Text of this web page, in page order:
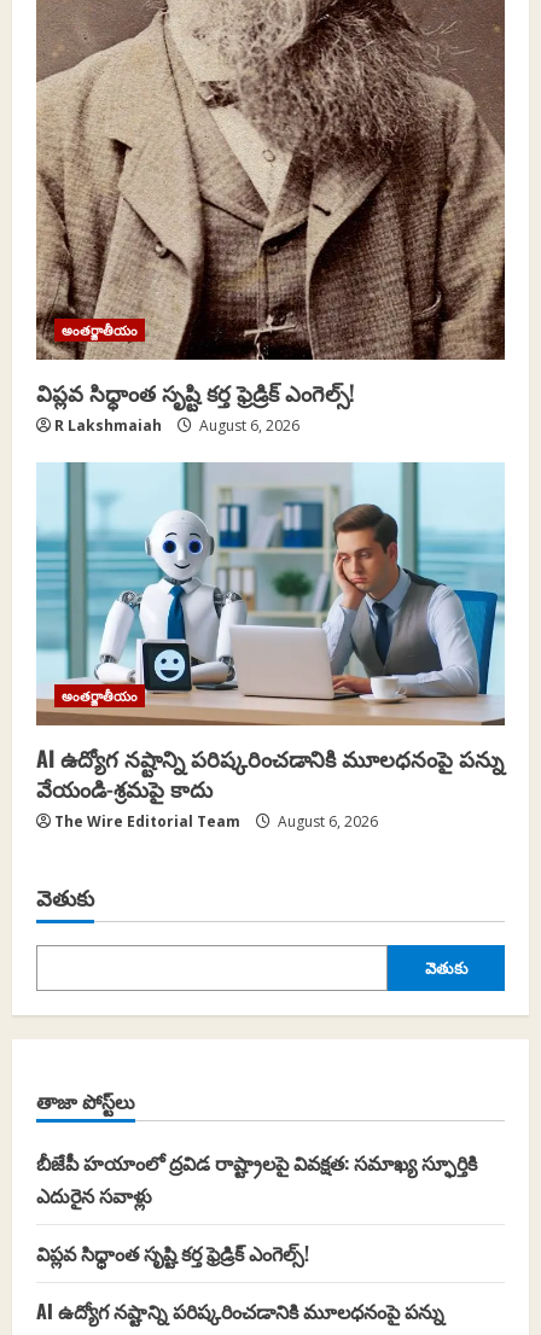
అంతర్జాతీయం
విప్లవ సిధ్ధాంత సృష్టి కర్త ఫ్రెడ్రిక్ ఎంగెల్స్!
R Lakshmaiah August 6, 2026
అంతర్జాతీయం
AI ఉద్యోగ నష్టాన్ని పరిష్కరించడానికి మూలధనంపై పన్ను
వేయండి-శ్రమపై కాదు
The Wire Editorial Team August 6, 2026
వెతుకు
వెతుకు
తాజా పోస్ట్‌లు
బీజేపీ హయాంలో ద్రవిడ రాష్ట్రాలపై వివక్షత: సమాఖ్య స్ఫూర్తికి
ఎదురైన సవాళ్లు
విప్లవ సిధ్ధాంత సృష్టి కర్త ఫ్రెడ్రిక్ ఎంగెల్స్!
AI ఉద్యోగ నష్టాన్ని పరిష్కరించడానికి మూలధనంపై పన్ను